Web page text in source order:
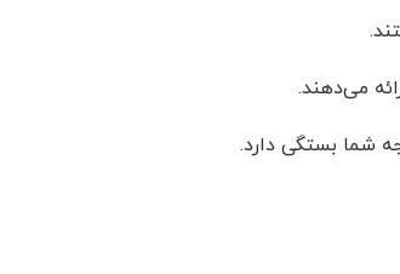
می‌دهند.
شما بستگی دارد.